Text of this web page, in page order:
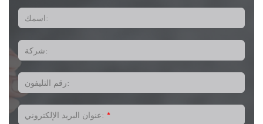
اسمك:
شركة:
رقم التليفون:
عنوان البريد الإلكتروني: *